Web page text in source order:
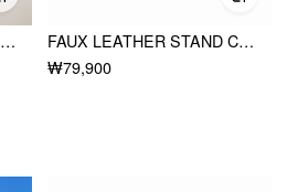
BUCKLE CHUNKY HEELED KNEE HIGH BOOTS
FAUX LEATHER STAND COLLAR ZIP THROUGH BOMBER JACKET
₩79,900